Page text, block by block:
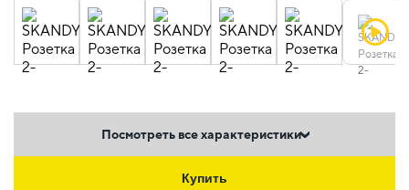
Посмотреть все характеристики
Купить